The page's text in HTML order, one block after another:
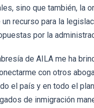
sino que también, la
recurso para la
por la
de AILA me ha
con otros
el país y en todo el
de inmigración